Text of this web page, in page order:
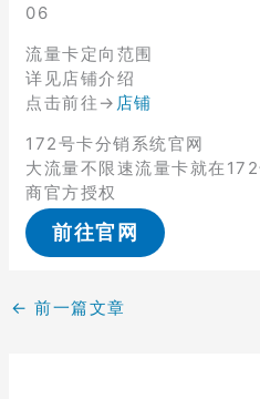
06
流量卡定向范围
详见店铺介绍
点击前往→ 店铺
172号卡分销系统官网
大流量不限速流量卡就在
商官方授权
前往官网
← 前一篇文章